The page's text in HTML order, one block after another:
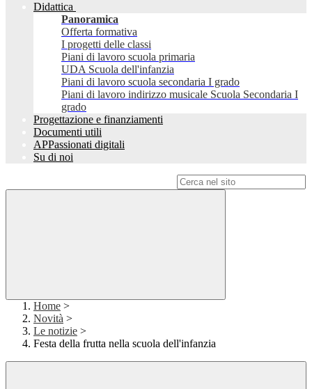
Didattica
Panoramica
Offerta formativa
I progetti delle classi
Piani di lavoro scuola primaria
UDA Scuola dell'infanzia
Piani di lavoro scuola secondaria I grado
Piani di lavoro indirizzo musicale Scuola Secondaria I
grado
Progettazione e finanziamenti
Documenti utili
APPassionati digitali
Su di noi
Home >
Novità >
Le notizie >
Festa della frutta nella scuola dell'infanzia